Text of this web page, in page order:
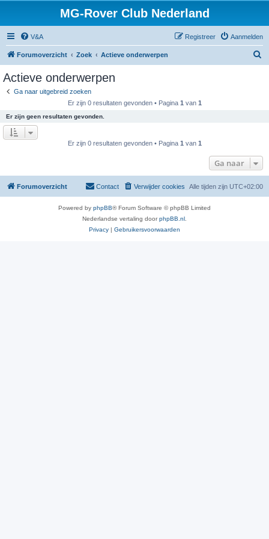
MG-Rover Club Nederland
V&A Aanmelden
Registreer
Forumoverzicht Zoek Actieve onderwerpen
Actieve onderwerpen
Ga naar uitgebreid zoeken
Er zijn 0 resultaten gevonden • Pagina 1 van 1
Er zijn geen resultaten gevonden.
Er zijn 0 resultaten gevonden • Pagina 1 van 1
Ga naar
Forumoverzicht Alle tijden zijn UTC+02:00
Verwijder cookies
Contact
Powered by phpBB® Forum Software © phpBB Limited
Nederlandse vertaling doorphpBB.nl
Privacy | Gebruikersvoorwaarden